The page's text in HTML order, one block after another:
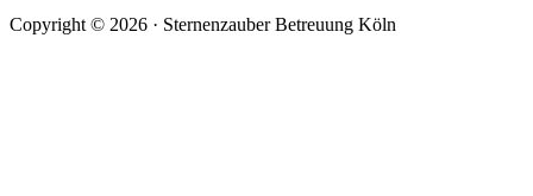
Copyright © 2026 · Sternenzauber Betreuung Köln